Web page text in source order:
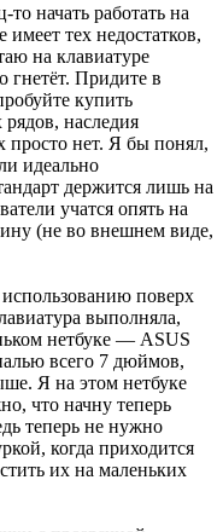
начать работать на
тех недостатков,
на клавиатуре
гнетёт. Придите в
купить
наследия
нет. Я бы понял,
идеально
держится лишь на
учатся опять на
(не во внешнем виде,
поверх
выполняла,
нетбуке — ASUS
всего 7 дюймов,
Я на этом нетбуке
что начну теперь
теперь не нужно
когда приходится
их на маленьких